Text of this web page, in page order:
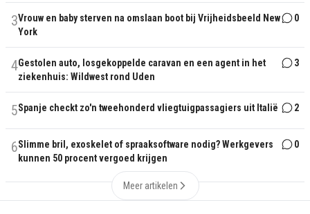
3Vrouw en baby sterven na omslaan boot bij Vrijheidsbeeld New
York
0
4Gestolen auto, losgekoppelde caravan en een agent in het
ziekenhuis: Wildwest rond Uden
3
5Spanje checkt zo'n tweehonderd vliegtuigpassagiers uit Italië 2
6Slimme bril, exoskelet of spraaksoftware nodig? Werkgevers
kunnen 50 procent vergoed krijgen
0
Meer artikelen